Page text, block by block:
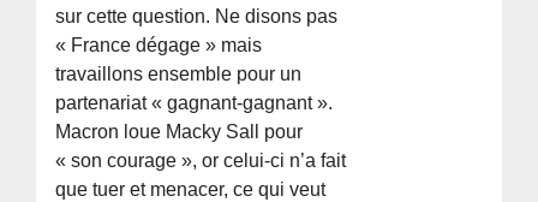
sur cette question. Ne disons pas
« France dégage » mais
travaillons ensemble pour un
partenariat « gagnant-gagnant ».
Macron loue Macky Sall pour
« son courage », or celui-ci n’a fait
que tuer et menacer, ce qui veut